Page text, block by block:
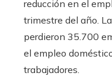
reducción en el
trimestre del año.
perdieron 35.700
el empleo
trabajadores.